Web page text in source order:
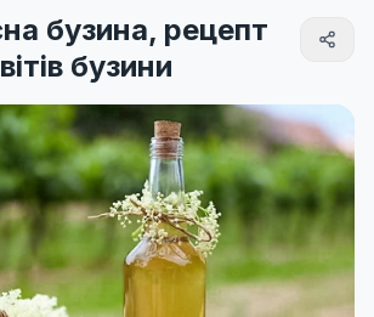
бузина, рецепт
бузини